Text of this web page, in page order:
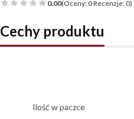
0.00(Oceny: 0 Recenzje: 0)
Cechy produktu
Ilość w paczce